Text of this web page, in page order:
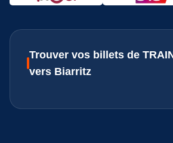
Trouver vos billets de
vers Biarritz